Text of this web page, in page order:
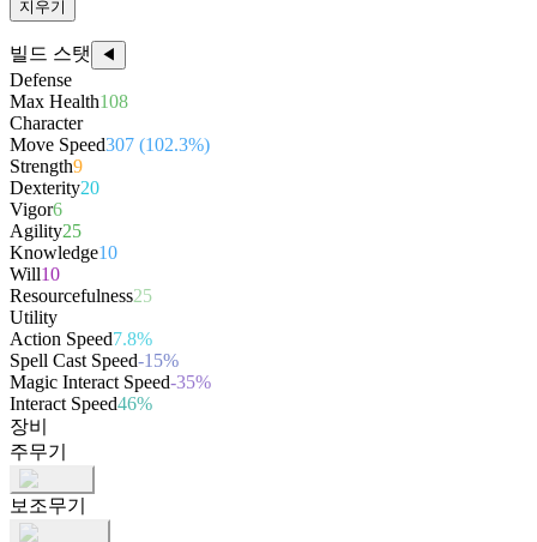
지우기
빌드 스탯 ◀
Defense
Max Health108
Character
Move Speed307 (102.3%)
Strength9
Dexterity20
Vigor6
Agility25
Knowledge10
Will10
Resourcefulness25
Utility
Action Speed7.8%
Spell Cast Speed-15%
Magic Interact Speed-35%
Interact Speed46%
장비
주무기
보조무기